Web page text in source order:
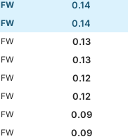
FW
0.14
FW
0.14
FW
0.13
FW
0.13
FW
0.12
FW
0.12
FW
0.09
FW
0.09